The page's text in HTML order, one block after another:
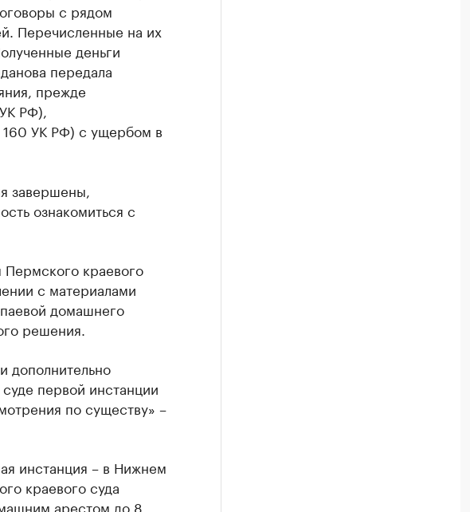
с рядом
Перечисленные на их
деньги
передала
прежде
РФ),
160 УК РФ) с ущербом в
завершены,
ознакомиться с
Пермского краевого
с материалами
домашнего
решения.
дополнительно
первой инстанции
по существу» –
инстанция – в Нижнем
краевого суда
арестом до 8